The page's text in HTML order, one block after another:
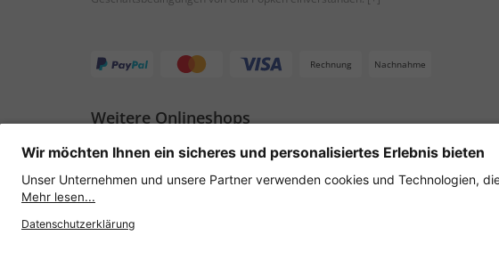
Rechnung Nachnahme
Weitere Onlineshops
Österreich